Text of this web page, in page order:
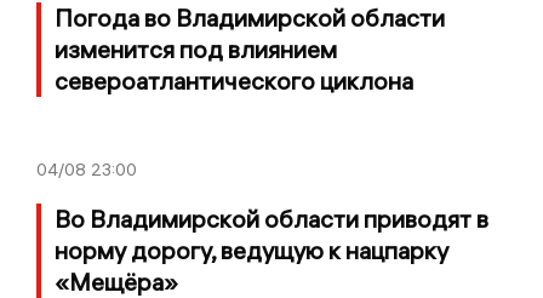
Погода во Владимирской области
изменится под влиянием
североатлантического циклона
04/08 23:00
Во Владимирской области приводят в
норму дорогу, ведущую к нацпарку
«Мещёра»